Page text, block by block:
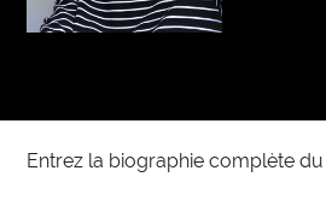
Entrez la biographie complète